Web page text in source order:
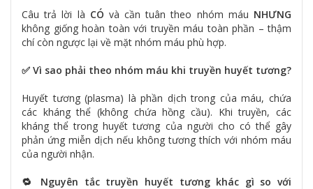
Câu trả lời là CÓ và cần tuân theo nhóm máu NHƯNG
không giống hoàn toàn với truyền máu toàn phần – thậm
chí còn ngược lại về mặt nhóm máu phù hợp.
✅ Vì sao phải theo nhóm máu khi truyền huyết tương?
Huyết tương (plasma) là phần dịch trong của máu, chứa
các kháng thể (không chứa hồng cầu). Khi truyền, các
kháng thể trong huyết tương của người cho có thể gây
phản ứng miễn dịch nếu không tương thích với nhóm máu
của người nhận.
🔁 Nguyên tắc truyền huyết tương khác gì so với